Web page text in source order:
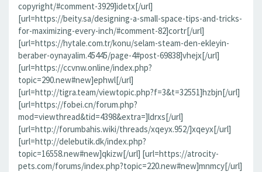
copyright/#comment-3929]idetx[/url]
[url=https://beity.sa/designing-a-small-space-tips-and-tricks-
for-maximizing-every-inch/#comment-82]cortr[/url]
[url=https://hytale.com.tr/konu/selam-steam-den-ekleyin-
beraber-oynayalim.45445/page-4#post-69838]vhejx[/url]
[url=https://ccvnw.online/index.php?
topic=290.new#new]ephwl[/url]
[url=http://tigra.team/viewtopic.php?f=3&t=32551]hzbjn[/url]
[url=https://fobei.cn/forum.php?
mod=viewthread&tid=4398&extra=]ldrxs[/url]
[url=http://forumbahis.wiki/threads/xqeyx.952/]xqeyx[/url]
[url=http://delebutik.dk/index.php?
topic=16558.new#new]qkizw[/url] [url=https://atrocity-
pets.com/forums/index.php?topic=220.new#new]mnmcy[/url]